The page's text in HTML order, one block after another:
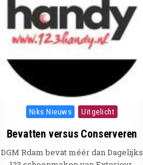
Posted in
Niks Nieuws Uitgelicht
Bevatten versus Conserveren
DGM Rdam bevat méér dan Dagelijks